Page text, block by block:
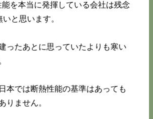
を本当に発揮している会社は残念
と思います。
ったあとに思っていたよりも寒い
本では断熱性能の基準はあっても
りません。